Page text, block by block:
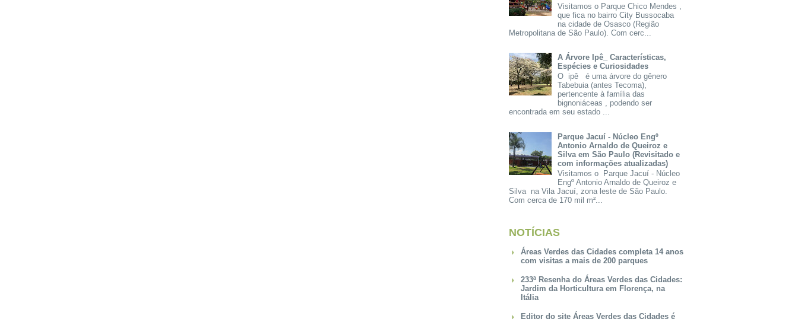
Visitamos o Parque Chico Mendes ,
que fica no bairro City Bussocaba
na cidade de Osasco (Região
Metropolitana de São Paulo). Com cerc...
A Árvore Ipê_ Características,
Espécies e Curiosidades
O ipê é uma árvore do gênero
Tabebuia (antes Tecoma),
pertencente à família das
bignoniáceas , podendo ser
encontrada em seu estado ...
Parque Jacuí - Núcleo Engº
Antonio Arnaldo de Queiroz e
Silva em São Paulo (Revisitado e
com informações atualizadas)
Visitamos o Parque Jacuí - Núcleo
Engº Antonio Arnaldo de Queiroz e
Silva na Vila Jacuí, zona leste de São Paulo.
Com cerca de 170 mil m²...
NOTÍCIAS
Áreas Verdes das Cidades completa 14 anos
com visitas a mais de 200 parques
233ª Resenha do Áreas Verdes das Cidades:
Jardim da Horticultura em Florença, na
Itália
Editor do site Áreas Verdes das Cidades é